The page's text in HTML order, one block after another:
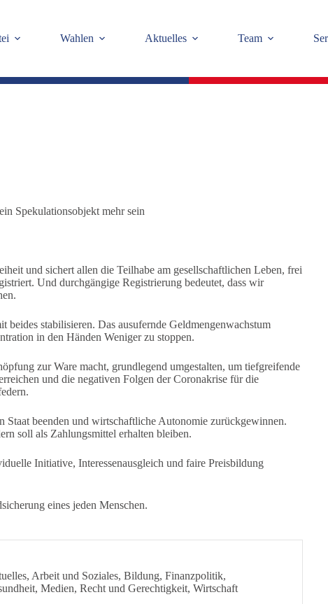
Wahlen Aktuelles Team
Spekulationsobjekt mehr sein
und sichert allen die Teilhabe am gesellschaftlichen Leben, frei
Und durchgängige Registrierung bedeutet, dass wir
stabilisieren. Das ausufernde Geldmengenwachstum
in den Händen Weniger zu stoppen.
zur Ware macht, grundlegend umgestalten, um tiefgreifende
und die negativen Folgen der Coronakrise für die
beenden und wirtschaftliche Autonomie zurückgewinnen.
soll als Zahlungsmittel erhalten bleiben.
Initiative, Interessenausgleich und faire Preisbildung
eines jeden Menschen.
,Arbeit und Soziales,Bildung,Finanzpolitik,
,Medien,Recht und Gerechtigkeit,Wirtschaft